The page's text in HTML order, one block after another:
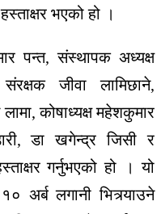
भएको हो ।
पन्त, संस्थापक अध्यक्ष
जीवा लामिछाने,
लामा, कोषाध्यक्ष महेशकुमार
डा खगेन्द्र जिसी र
गर्नुभएको हो । यो
अर्ब लगानी भित्र्याउने